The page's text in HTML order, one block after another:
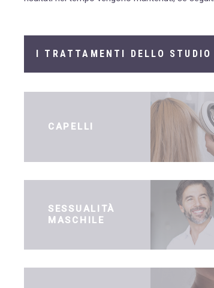
I TRATTAMENTI DELLO
CAPELLI
SESSUALITÀ
MASCHILE